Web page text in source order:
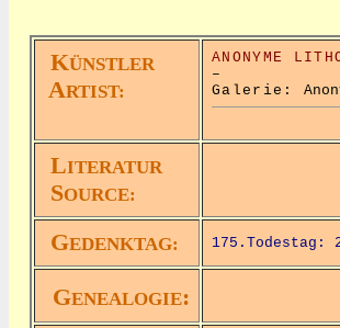
KÜNSTLER
ARTIST:
ANONYME
–
Galerie:
LITERATUR
SOURCE:
GEDENKTAG: 175.Todestag:
GENEALOGIE: